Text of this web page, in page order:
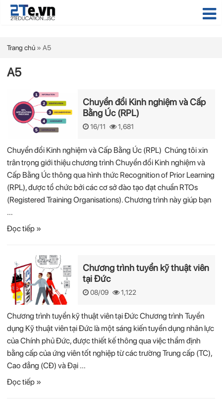
Trang chủ » A5
A5
Chuyển đổi Kinh nghiệm và Cấp
Bằng Úc (RPL)
16/11 1,681
Chuyển đổi Kinh nghiệm và Cấp Bằng Úc (RPL) Chúng tôi xin
trân trọng giới thiệu chương trình Chuyển đổi Kinh nghiệm và
Cấp Bằng Úc thông qua hình thức Recognition of Prior Learning
(RPL), được tổ chức bởi các cơ sở đào tạo đạt chuẩn RTOs
(Registered Training Organisations). Chương trình này giúp bạn
…
Đọc tiếp »
Chương trình tuyển kỹ thuật viên
tại Đức
08/09 1,122
Chương trình tuyển kỹ thuật viên tại Đức Chương trình Tuyển
dụng Kỹ thuật viên tại Đức là một sáng kiến tuyển dụng nhân lực
của Chính phủ Đức, được thiết kế thông qua việc thẩm định
bằng cấp của ứng viên tốt nghiệp từ các trường Trung cấp (TC),
Cao đẳng (CĐ) và Đại …
Đọc tiếp »